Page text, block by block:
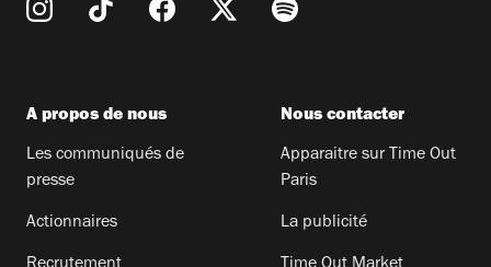
A propos de nous
Les communiqués de
presse
Actionnaires
Nous contacter
Apparaitre sur Time Out
Paris
La publicité